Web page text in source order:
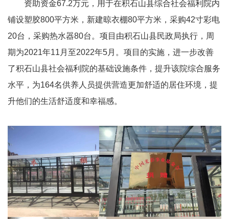
资助资金67.2万元，用于在积石山县综合社会福利院内
铺设塑胶800平方米，新建晾衣棚80平方米，采购42寸彩电
20台，采购热水器80台。项目由积石山县民政局执行，周
期为2021年11 月至2022年5月。项目的实施，进一步改善
了积石山县社会福利院的基础设施条件，提升该院综合服务
水平，为164名供养人员提供营造更加舒适的居住环境，提
升他们的生活舒适度和幸福感。